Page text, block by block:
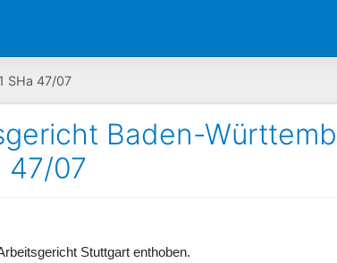
1 SHa 47/07
Baden-
47/07
Stuttgart enthoben.